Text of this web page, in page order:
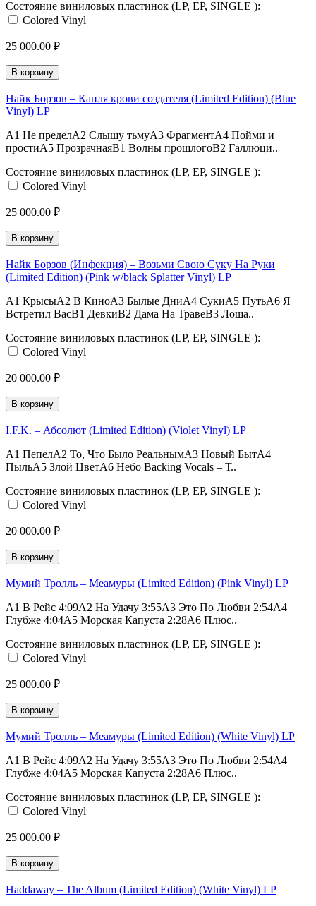
Состояние виниловых пластинок (LP, EP, SINGLE ):
Colored Vinyl
25 000.00 ₽
В корзину
Найк Борзов – Капля крови создателя (Limited Edition) (Blue
Vinyl) LP
A1 Не пределA2 Слышу тьмуA3 ФрагментA4 Пойми и
простиA5 ПрозрачнаяB1 Волны прошлогоB2 Галлюци..
Состояние виниловых пластинок (LP, EP, SINGLE ):
Colored Vinyl
25 000.00 ₽
В корзину
Найк Борзов (Инфекция) – Возьми Свою Суку На Руки
(Limited Edition) (Pink w/black Splatter Vinyl) LP
A1 КрысыA2 В КиноA3 Былые ДниA4 СукиA5 ПутьA6 Я
Встретил ВасB1 ДевкиB2 Дама На ТравеB3 Лоша..
Состояние виниловых пластинок (LP, EP, SINGLE ):
Colored Vinyl
20 000.00 ₽
В корзину
I.F.K. – Абсолют (Limited Edition) (Violet Vinyl) LP
A1 ПепелA2 То, Что Было РеальнымA3 Новый БытA4
ПыльA5 Злой ЦветA6 Небо Backing Vocals – Т..
Состояние виниловых пластинок (LP, EP, SINGLE ):
Colored Vinyl
20 000.00 ₽
В корзину
Мумий Тролль – Меамуры (Limited Edition) (Pink Vinyl) LP
A1 В Рейс 4:09A2 На Удачу 3:55A3 Это По Любви 2:54A4
Глубже 4:04A5 Морская Капуста 2:28A6 Плюс..
Состояние виниловых пластинок (LP, EP, SINGLE ):
Colored Vinyl
25 000.00 ₽
В корзину
Мумий Тролль – Меамуры (Limited Edition) (White Vinyl) LP
A1 В Рейс 4:09A2 На Удачу 3:55A3 Это По Любви 2:54A4
Глубже 4:04A5 Морская Капуста 2:28A6 Плюс..
Состояние виниловых пластинок (LP, EP, SINGLE ):
Colored Vinyl
25 000.00 ₽
В корзину
Haddaway – The Album (Limited Edition) (White Vinyl) LP